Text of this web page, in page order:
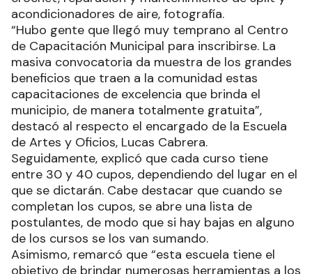
acondicionadores de aire, fotografía.
“Hubo gente que llegó muy temprano al Centro
de Capacitación Municipal para inscribirse. La
masiva convocatoria da muestra de los grandes
beneficios que traen a la comunidad estas
capacitaciones de excelencia que brinda el
municipio, de manera totalmente gratuita”,
destacó al respecto el encargado de la Escuela
de Artes y Oficios, Lucas Cabrera.
Seguidamente, explicó que cada curso tiene
entre 30 y 40 cupos, dependiendo del lugar en el
que se dictarán. Cabe destacar que cuando se
completan los cupos, se abre una lista de
postulantes, de modo que si hay bajas en alguno
de los cursos se los van sumando.
Asimismo, remarcó que “esta escuela tiene el
objetivo de brindar numerosas herramientas a los